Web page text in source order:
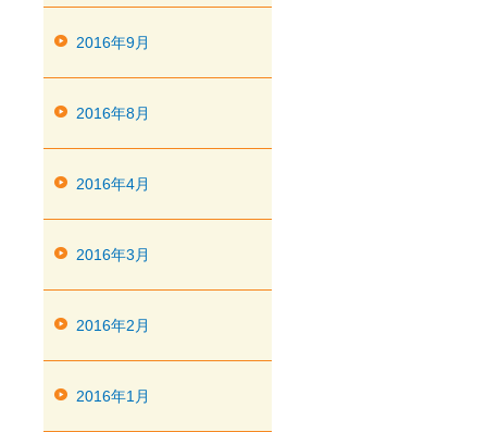
2016年9月
2016年8月
2016年4月
2016年3月
2016年2月
2016年1月